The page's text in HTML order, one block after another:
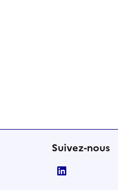
Suivez-nous